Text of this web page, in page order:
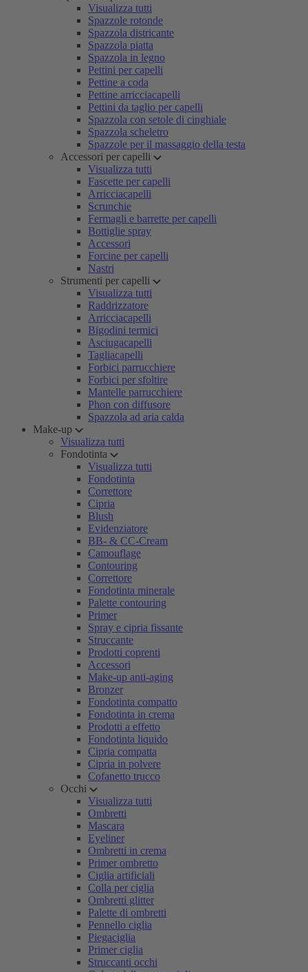
Visualizza tutti
Spazzole rotonde
Spazzola districante
Spazzola piatta
Spazzola in legno
Pettini per capelli
Pettine a coda
Pettine arricciacapelli
Pettini da taglio per capelli
Spazzola con setole di cinghiale
Spazzola scheletro
Spazzole per il massaggio della testa
Accessori per capelli
Visualizza tutti
Fascette per capelli
Arricciacapelli
Scrunchie
Fermagli e barrette per capelli
Bottiglie spray
Accessori
Forcine per capelli
Nastri
Strumenti per capelli
Visualizza tutti
Raddrizzatore
Arricciacapelli
Bigodini termici
Asciugacapelli
Tagliacapelli
Forbici parrucchiere
Forbici per sfoltire
Mantelle parrucchiere
Phon con diffusore
Spazzola ad aria calda
Make-up
Visualizza tutti
Fondotinta
Visualizza tutti
Fondotinta
Correttore
Cipria
Blush
Evidenziatore
BB- & CC-Cream
Camouflage
Contouring
Correttore
Fondotinta minerale
Palette contouring
Primer
Spray e cipria fissante
Struccante
Prodotti coprenti
Accessori
Make-up anti-aging
Bronzer
Fondotinta compatto
Fondotinta in crema
Prodotti a effetto
Fondotinta liquido
Cipria compatta
Cipria in polvere
Cofanetto trucco
Occhi
Visualizza tutti
Ombretti
Mascara
Eyeliner
Ombretti in crema
Primer ombretto
Ciglia artificiali
Colla per ciglia
Ombretti glitter
Palette di ombretti
Pennello ciglia
Piegaciglia
Primer ciglia
Struccanti occhi